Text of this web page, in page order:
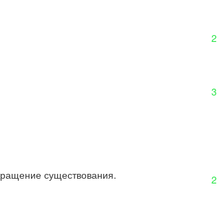
2
3
существования. 2